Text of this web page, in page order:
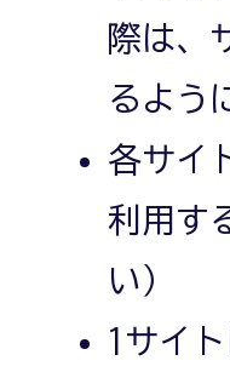
際は、
るよう
各サイ
利用す
い）
1サイ